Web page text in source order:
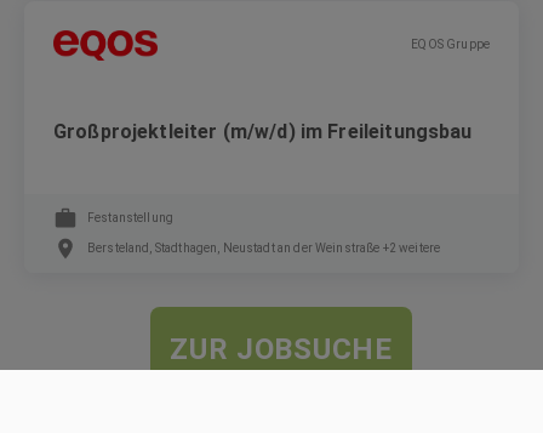
EQOS Gruppe
Großprojektleiter (m/w/d) im Freileitungsbau
Festanstellung
Bersteland, Stadthagen, Neustadt an der Weinstraße +2 weitere
ZUR JOBSUCHE